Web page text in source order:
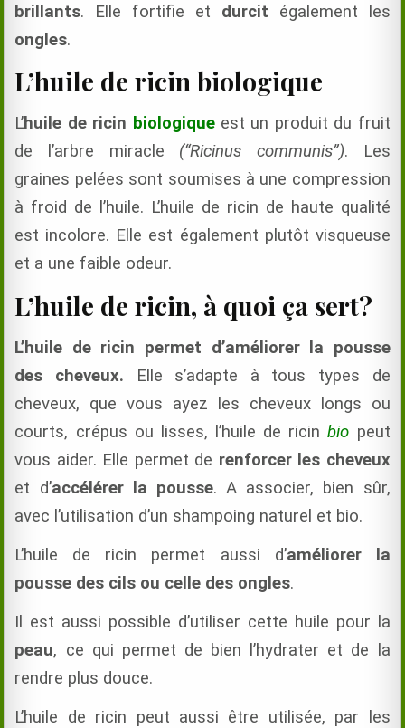
brillants. Elle fortifie et durcit également les
ongles.
L’huile de ricin biologique
L’huile de ricin biologiqueest un produit du fruit
de l’arbre miracle (“Ricinus communis”). Les
graines pelées sont soumises à une compression
à froid de l’huile. L’huile de ricin de haute qualité
est incolore. Elle est également plutôt visqueuse
et a une faible odeur.
L’huile de ricin, à quoi ça sert?
L’huile de ricin permet d’améliorer la pousse
des cheveux. Elle s’adapte à tous types de
cheveux, que vous ayez les cheveux longs ou
courts, crépus ou lisses, l’huile de ricinbio peut
vous aider. Elle permet de renforcer les cheveux
et d’accélérer la pousse. A associer, bien sûr,
avec l’utilisation d’un shampoing naturel et bio.
L’huile de ricin permet aussi d’améliorer la
pousse des cils ou celle des ongles.
Il est aussi possible d’utiliser cette huile pour la
peau, ce qui permet de bien l’hydrater et de la
rendre plus douce.
L’huile de ricin peut aussi être utilisée, par les